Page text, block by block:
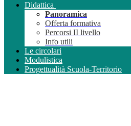
Didattica
Panoramica
Offerta formativa
Percorsi II livello
Info utili
Le circolari
Modulistica
Progettualità Scuola-Territorio